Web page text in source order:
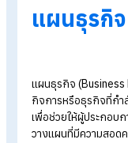
ความสำเร็จ
วางแผนธุรกิจ
อ่านบทความที่เ
ส่อง
10 หนังสือที่